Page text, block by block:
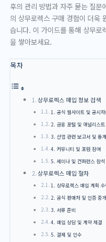
후의 관리 방법과 자주 묻는 질
의 상무로렉스 구매 경험이 더욱
습니다. 이 가이드를 통해 상무로
을 쌓아보세요.
목차
상무로렉스 매입 정보 검색
1. 공식 웹사이트 및 공시
2. 금융 포털 및 애널리스트
3. 산업 관련 보고서 및 통계
4. 커뮤니티 및 포럼 참여
5. 세미나 및 컨퍼런스 참석
상무로렉스 매입 절차
1. 상무로렉스 매입 계획 수
2. 공식 판매처 및 인증 중
3. 서류 준비
4. 매입 상담 및 계약 체결
5. 결제 및 인수